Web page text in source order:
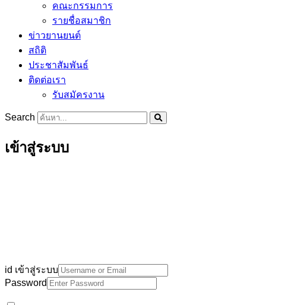
คณะกรรมการ
รายชื่อสมาชิก
ข่าวยานยนต์
สถิติ
ประชาสัมพันธ์
ติดต่อเรา
รับสมัครงาน
Search
เข้าสู่ระบบ
id เข้าสู่ระบบ
Password